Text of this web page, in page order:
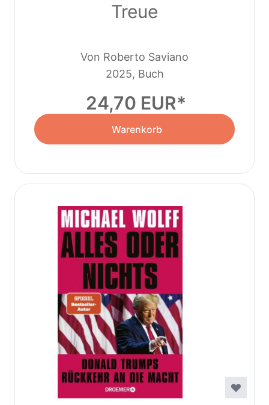
Treue
Von Roberto Saviano
2025, Buch
24,70 EUR
Warenkorb